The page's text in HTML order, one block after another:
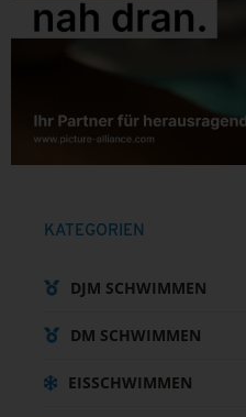
KATEGORIEN
DJM SCHWIMMEN
DM SCHWIMMEN
EISSCHWIMMEN